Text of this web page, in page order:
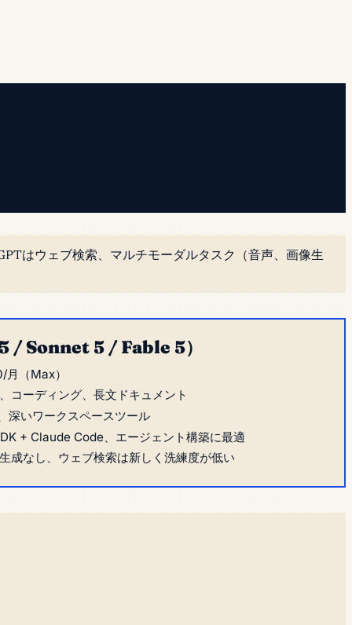
はウェブ検索、マルチモーダルタスク（音声、画像生
/ Sonnet 5 / Fable 5）
（Max）
コーディング、長文ドキュメント
深いワークスペースツール
+ Claude Code、エージェント構築に最適
成なし、ウェブ検索は新しく洗練度が低い